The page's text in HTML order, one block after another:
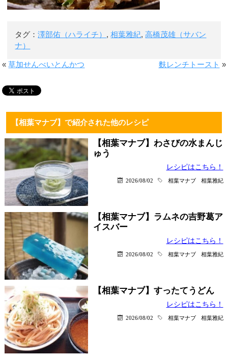
タグ：澤部佑（ハライチ） ,相葉雅紀,高橋茂雄（サバン
ナ）
«草加せんべいとんかつ 麩レンチトースト »
【相葉マナブ】で紹介された他のレシピ
【相葉マナブ】わさびの水まんじ
ゅう
レシピはこちら！
2026/08/02 相葉マナブ 相葉雅紀
【相葉マナブ】ラムネの吉野葛ア
イスバー
レシピはこちら！
2026/08/02 相葉マナブ 相葉雅紀
【相葉マナブ】すったてうどん
レシピはこちら！
2026/08/02 相葉マナブ 相葉雅紀